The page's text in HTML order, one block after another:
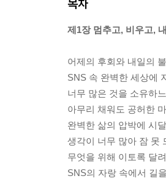
목차
제1장 멈추고, 비우고,
어제의 후회와 내일의
SNS 속 완벽한 세상에
너무 많은 것을 소유하
아무리 채워도 공허한
완벽한 삶의 압박에 시
생각이 너무 많아 잠 못
무엇을 위해 이토록 달
SNS의 자랑 속에서 길